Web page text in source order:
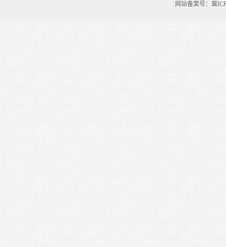
网站备案号：冀